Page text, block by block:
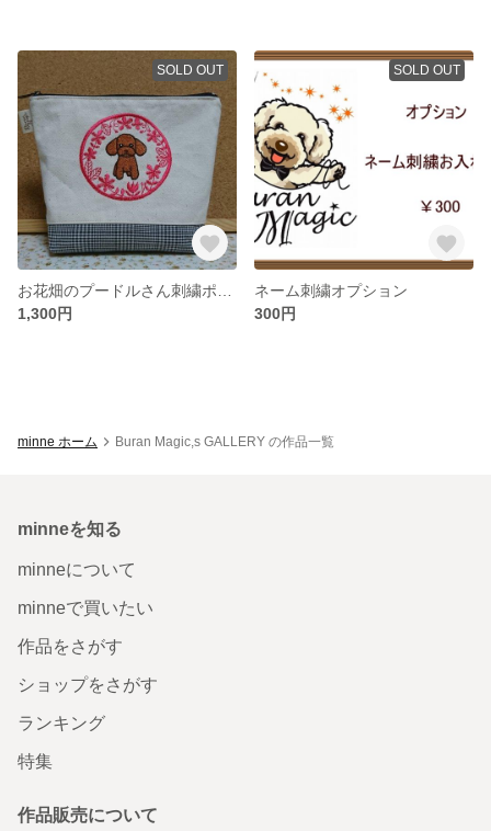
SOLD OUT
1,300円
SOLD OUT
ネーム刺繍オプション
300円
minne ホーム Buran Magic,s GALLERY の作品一覧
minneを知る
minneについて
minneで買いたい
作品をさがす
ショップをさがす
ランキング
特集
作品販売について